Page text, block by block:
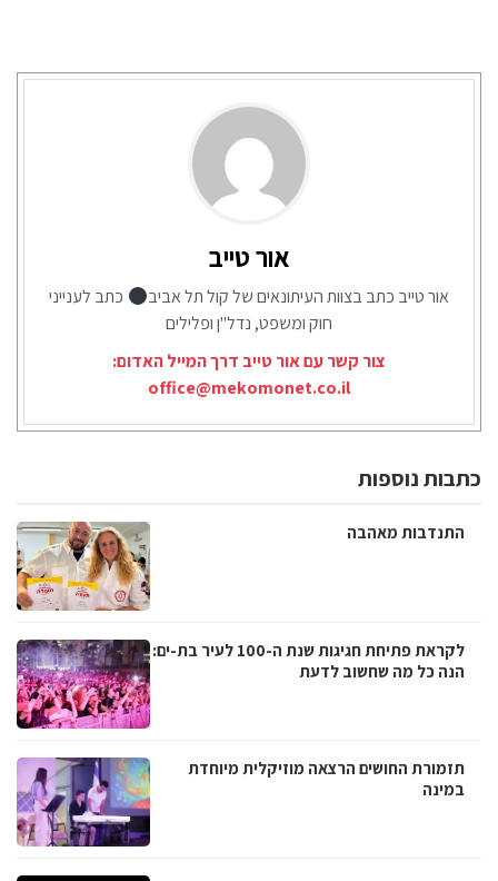
אור טייב
אור טייב כתב בצוות העיתונאים של קול תל אביב
כתב לענייני
חוק ומשפט, נדל"ן ופלילים
צור קשר עם אור טייב דרך המייל האדום:
office@mekomonet.co.il
כתבות נוספות
התנדבות מאהבה
לקראת פתיחת חגיגות שנת ה-100 לעיר בת-ים:
הנה כל מה שחשוב לדעת
תזמורת החושים הרצאה מוזיקלית מיוחדת
במינה